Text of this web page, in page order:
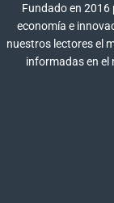
Fundado en 2016
economía e
nuestros lectores el
informadas en el